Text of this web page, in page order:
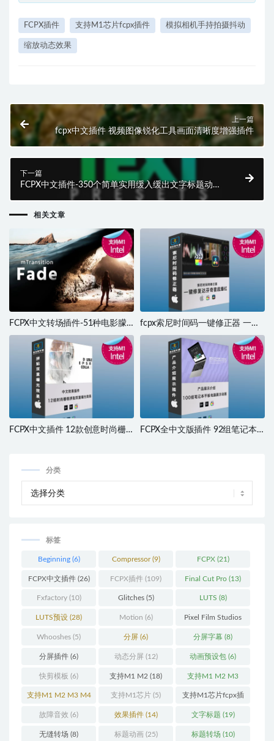
FCPX插件 支持M1芯片fcpx插件 模拟相机手持拍摄抖动
缩放动态效果
上一篇
fcpx中文插件 视频图像锐化工具画面清晰度增强插件
下一篇
FCPX中文插件-350个简单实用缓入缓出文字标题动作
相关文章
FCPX中文转场插件-51种电影朦
胧神秘气氛淡入淡出平滑黑场渐
隐过渡 mTransition Fade
fcpx索尼时间码一键修正器 一键
解决达芬奇套底脱机问题
FCPX中文插件 12款创意时尚栅
FCPX全中文版插件 92组笔记本
分类
标签
Beginning(6) Compressor(9) FCPX(21)
FCPX中文插件(26) FCPX插件 (109) Final Cut Pro (13)
Fxfactory(10) Glitches(5) LUTS (8)
LUTS预设 (28) Motion (6) Pixel Film Studios
(11)
Whooshes (5) 分屏 (6) 分屏字幕 (8)
分屏插件 (6) 动态分屏(12) 动画预设包 (6)
快剪模板 (6) 支持M1 M2 (18) 支持M1 M2 M3
(25)
支持M1 M2 M3 M4
(25)
支持M1芯片 (5) 支持M1芯片fcpx插
件(460)
故障音效 (6) 效果插件(14) 文字标题 (19)
无缝转场 (8) 标题动画(25) 标题转场 (10)